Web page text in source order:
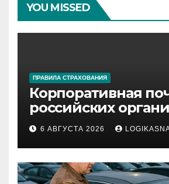
YOU MISSED
ПРАВИЛА СТРАХОВАНИЯ
Корпоративная
российских
инфраструктура,
протоколы и
6 АВГУСТА 2026